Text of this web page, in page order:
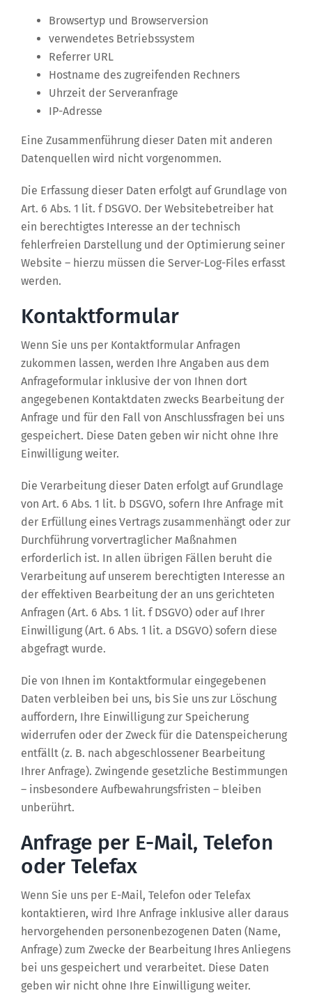
Browsertyp und Browserversion
verwendetes Betriebssystem
Referrer URL
Hostname des zugreifenden Rechners
Uhrzeit der Serveranfrage
IP-Adresse
Eine Zusammenführung dieser Daten mit anderen
Datenquellen wird nicht vorgenommen.
Die Erfassung dieser Daten erfolgt auf Grundlage von
Art. 6 Abs. 1 lit. f DSGVO. Der Websitebetreiber hat
ein berechtigtes Interesse an der technisch
fehlerfreien Darstellung und der Optimierung seiner
Website – hierzu müssen die Server-Log-Files erfasst
werden.
Kontaktformular
Wenn Sie uns per Kontaktformular Anfragen
zukommen lassen, werden Ihre Angaben aus dem
Anfrageformular inklusive der von Ihnen dort
angegebenen Kontaktdaten zwecks Bearbeitung der
Anfrage und für den Fall von Anschlussfragen bei uns
gespeichert. Diese Daten geben wir nicht ohne Ihre
Einwilligung weiter.
Die Verarbeitung dieser Daten erfolgt auf Grundlage
von Art. 6 Abs. 1 lit. b DSGVO, sofern Ihre Anfrage mit
der Erfüllung eines Vertrags zusammenhängt oder zur
Durchführung vorvertraglicher Maßnahmen
erforderlich ist. In allen übrigen Fällen beruht die
Verarbeitung auf unserem berechtigten Interesse an
der effektiven Bearbeitung der an uns gerichteten
Anfragen (Art. 6 Abs. 1 lit. f DSGVO) oder auf Ihrer
Einwilligung (Art. 6 Abs. 1 lit. a DSGVO) sofern diese
abgefragt wurde.
Die von Ihnen im Kontaktformular eingegebenen
Daten verbleiben bei uns, bis Sie uns zur Löschung
auffordern, Ihre Einwilligung zur Speicherung
widerrufen oder der Zweck für die Datenspeicherung
entfällt (z. B. nach abgeschlossener Bearbeitung
Ihrer Anfrage). Zwingende gesetzliche Bestimmungen
– insbesondere Aufbewahrungsfristen – bleiben
unberührt.
Anfrage per E-Mail, Telefon
oder Telefax
Wenn Sie uns per E-Mail, Telefon oder Telefax
kontaktieren, wird Ihre Anfrage inklusive aller daraus
hervorgehenden personenbezogenen Daten (Name,
Anfrage) zum Zwecke der Bearbeitung Ihres Anliegens
bei uns gespeichert und verarbeitet. Diese Daten
geben wir nicht ohne Ihre Einwilligung weiter.